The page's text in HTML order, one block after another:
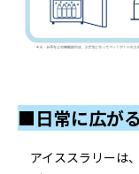
■日常に広が
アイススラリーは